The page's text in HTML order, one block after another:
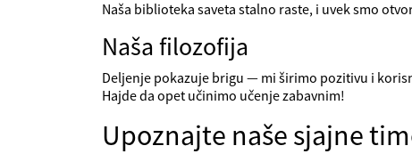
Naša biblioteka saveta stalno raste, i uvek smo
Naša filozofija
Deljenje pokazuje brigu — mi širimo pozitivu i
Hajde da opet učinimo učenje zabavnim!
Upoznajte naše sjajne